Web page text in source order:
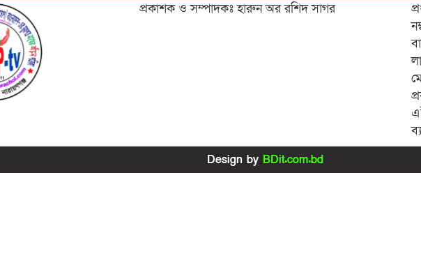
প্রকাশক ও সম্পাদকঃ হারুন অর রশিদ সাগর
Design by BDit.com.bd